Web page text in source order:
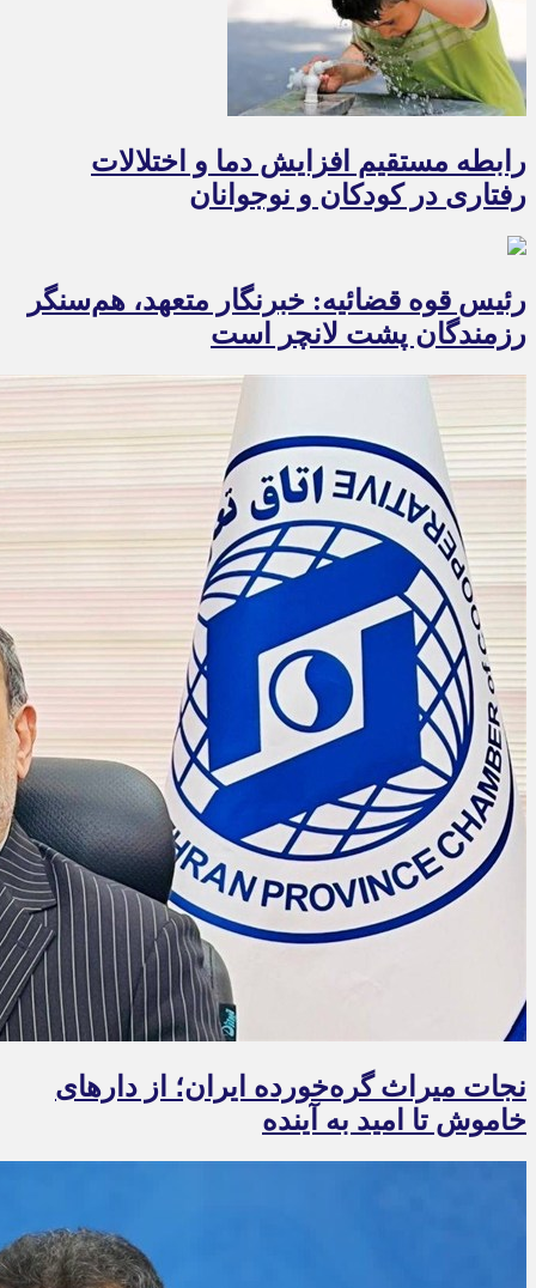
رابطه مستقیم افزایش دما و اختلالات
رفتاری در کودکان و نوجوانان
رئیس قوه قضائیه: خبرنگار متعهد، هم‌سنگر
رزمندگان پشت لانچر است
نجات میراث گره‌خورده ایران؛ از دارهای
خاموش تا امید به آینده